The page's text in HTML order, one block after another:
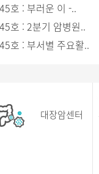
호 : 부러운 이 -..
호 : 2분기 암병원..
호 : 부서별 주요활..
대장암센터